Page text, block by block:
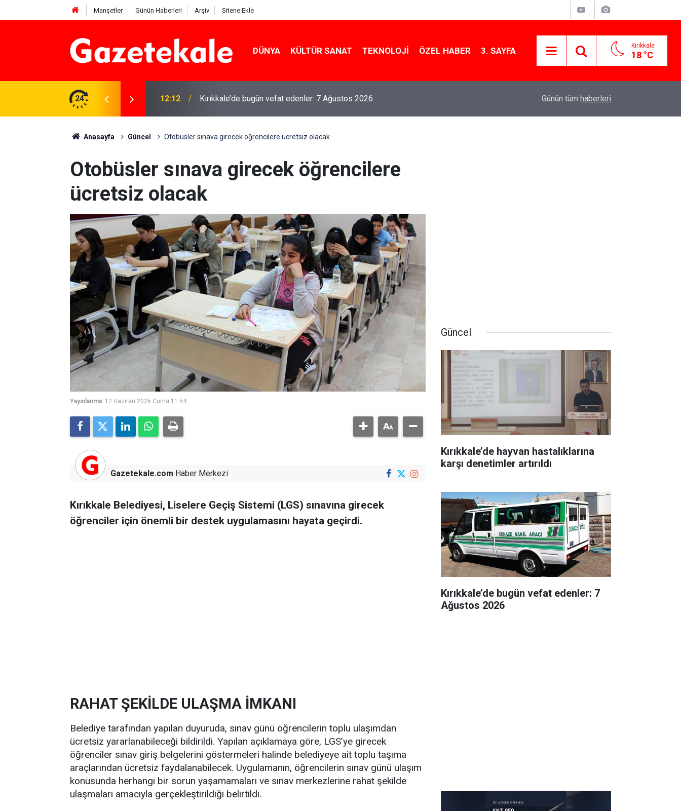
Manşetler Günün Haberleri Arşiv Sitene Ekle
DÜNYA KÜLTÜR SANAT TEKNOLOJI ÖZEL HABER 3. SAYFA Kırıkkale
18 °C
24
karşı denetimler artırıldı 12:12 Kırıkkale’de bugün vefat edenler: 7 Ağustos 2026 MKE’nin Yerli Savunma Teknolojileri Dünya
Günün tüm haberleri
Anasayfa Güncel Otobüsler sınava girecek öğrencilere ücretsiz olacak
Otobüsler sınava girecek öğrencilere
ücretsiz olacak
Yayınlanma: 12 Haziran 2026 Cuma 11:54
Gazetekale.com Haber Merkezi
Kırıkkale Belediyesi, Liselere Geçiş Sistemi (LGS) sınavına girecek
öğrenciler için önemli bir destek uygulamasını hayata geçirdi.
RAHAT ŞEKİLDE ULAŞMA İMKANI
Belediye tarafından yapılan duyuruda, sınav günü öğrencilerin toplu ulaşımdan
ücretsiz yararlanabileceği bildirildi. Yapılan açıklamaya göre, LGS’ye girecek
öğrenciler sınav giriş belgelerini göstermeleri halinde belediyeye ait toplu taşıma
araçlarından ücretsiz faydalanabilecek. Uygulamanın, öğrencilerin sınav günü ulaşım
konusunda herhangi bir sorun yaşamamaları ve sınav merkezlerine rahat şekilde
ulaşmaları amacıyla gerçekleştirildiği belirtildi.
Güncel
Kırıkkale’de hayvan hastalıklarına
karşı denetimler artırıldı
Kırıkkale’de bugün vefat edenler: 7
Ağustos 2026